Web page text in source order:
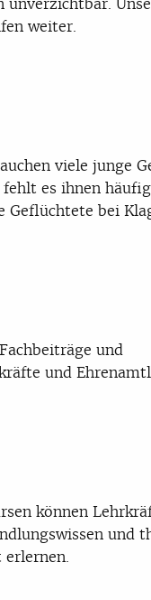
weiter.
viele junge
es ihnen
bei
und
und
können
und
erlernen.